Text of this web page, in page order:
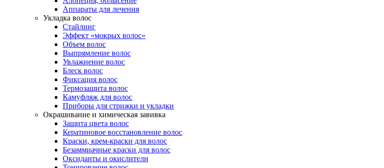
Аппараты для лечения
Укладка волос
Стайлинг
Эффект «мокрых волос»
Объем волос
Выпрямление волос
Увлажнение волос
Блеск волос
Фиксация волос
Термозащита волос
Камуфляж для волос
Приборы для стрижки и укладки
Окрашивание и химическая завивка
Защита цвета волос
Кератиновое восстановление волос
Краски, крем-краски для волос
Безаммиачные краски для волос
Оксиданты и окислители